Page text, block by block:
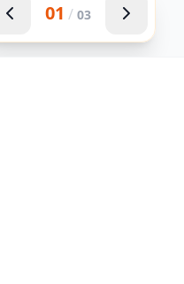
01 / 03